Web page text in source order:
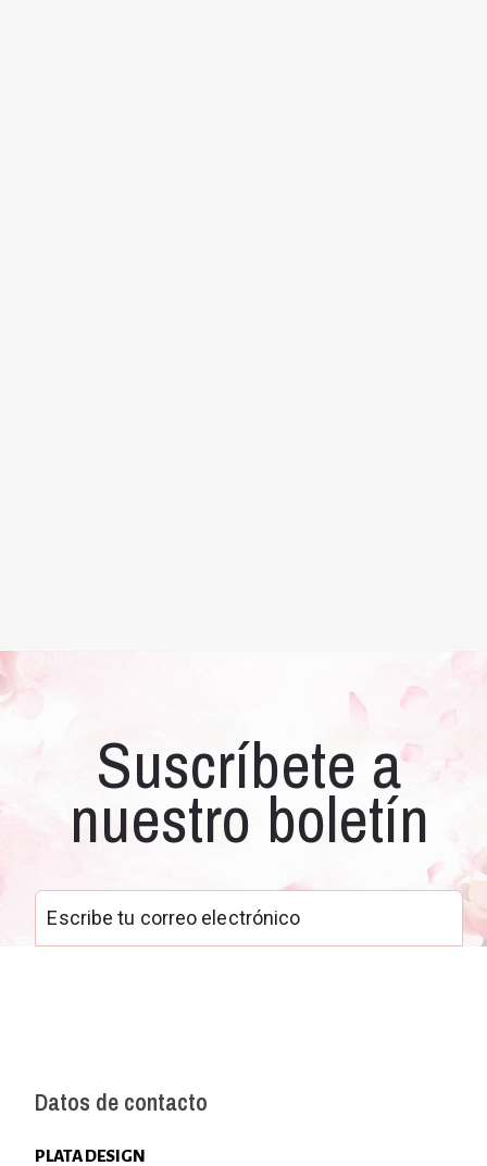
Suscríbete a
nuestro boletín
Datos de contacto
PLATA DESIGN